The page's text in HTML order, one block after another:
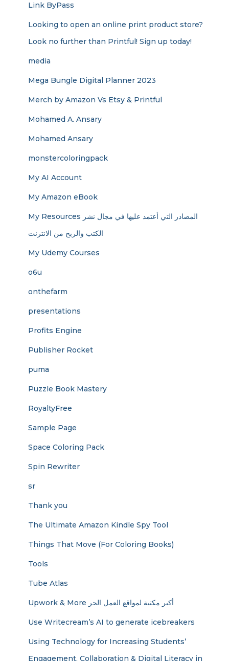
Link ByPass
Looking to open an online print product store?
Look no further than Printful! Sign up today!
media
Mega Bungle Digital Planner 2023
Merch by Amazon Vs Etsy & Printful
Mohamed A. Ansary
Mohamed Ansary
monstercoloringpack
My AI Account
My Amazon eBook
My Resources المصادر التي أعتمد عليها في مجال نشر
الكتب والربح من الانترنت
My Udemy Courses
o6u
onthefarm
presentations
Profits Engine
Publisher Rocket
puma
Puzzle Book Mastery
RoyaltyFree
Sample Page
Space Coloring Pack
Spin Rewriter
sr
Thank you
The Ultimate Amazon Kindle Spy Tool
Things That Move (For Coloring Books)
Tools
Tube Atlas
Upwork & More أكبر مكتبة لمواقع العمل الحر
Use Writecream’s AI to generate icebreakers
Using Technology for Increasing Students’
Engagement, Collaboration & Digital Literacy in